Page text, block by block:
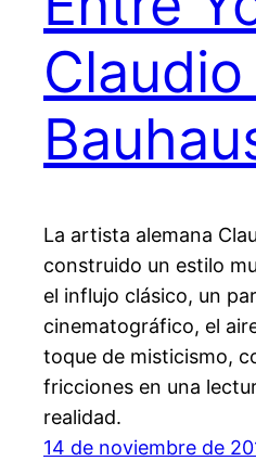
La artista alemana
construido un estilo
el influjo clásico, un
cinematográfico, el
toque de misticismo,
fricciones en una
realidad.
14 de noviembre de